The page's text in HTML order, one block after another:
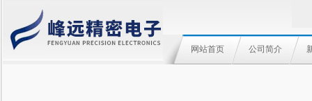
网站首页 公司简介